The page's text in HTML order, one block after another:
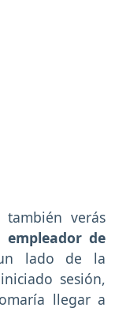
verás
empleador de
lado de la
sesión,
llegar a